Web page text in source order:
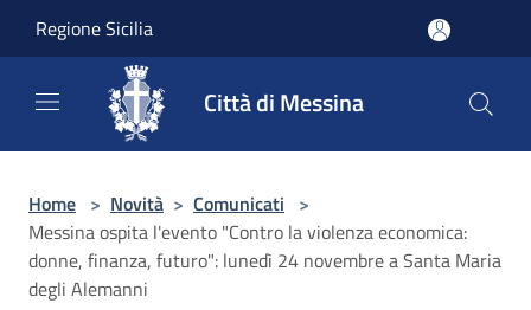
Regione Sicilia
Città di Messina
Home > Novità > Comunicati >
Messina ospita l'evento "Contro la violenza economica:
donne, finanza, futuro": lunedì 24 novembre a Santa Maria
degli Alemanni